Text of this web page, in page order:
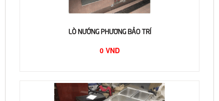
LÒ NƯỚNG PHƯƠNG BẢO TRÍ
0 VND